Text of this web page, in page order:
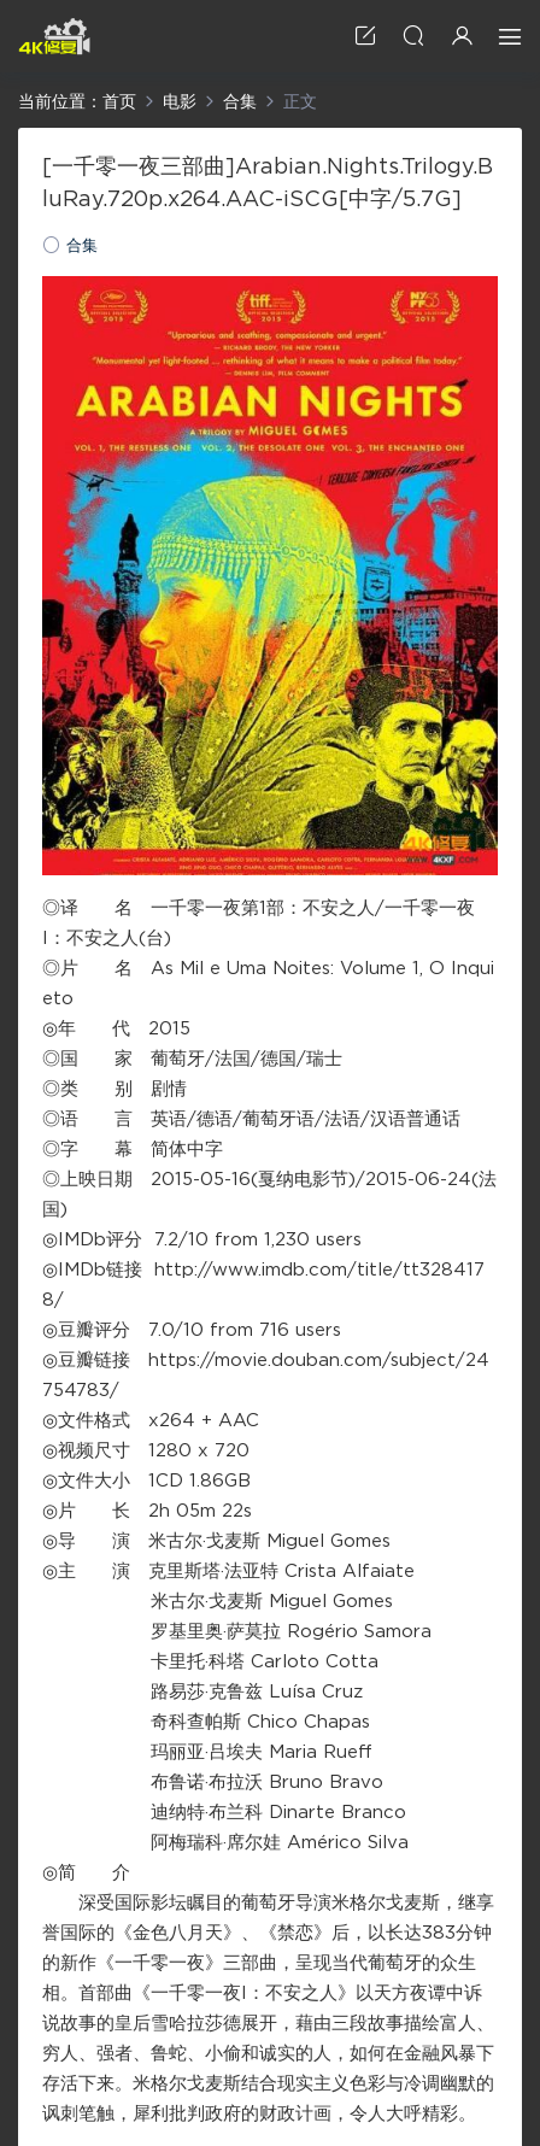
当前位置： 首页 电影 合集 正文
[一千零一夜三部曲]Arabian.Nights.Trilogy.B
luRay.720p.x264.AAC-iSCG[中字/5.7G]
合集
◎译 名 一千零一夜第1部：不安之人/一千零一夜
I：不安之人(台)
◎片 名 As Mil e Uma Noites: Volume 1, O Inqui
eto
◎年 代 2015
◎国 家 葡萄牙/法国/德国/瑞士
◎类 别 剧情
◎语 言 英语/德语/葡萄牙语/法语/汉语普通话
◎字 幕 简体中字
◎上映日期 2015-05-16(戛纳电影节)/2015-06-24(法
国)
◎IMDb评分 7.2/10 from 1,230 users
◎IMDb链接 http://www.imdb.com/title/tt328417
8/
◎豆瓣评分 7.0/10 from 716 users
◎豆瓣链接 https://movie.douban.com/subject/24
754783/
◎文件格式 x264 + AAC
◎视频尺寸 1280 x 720
◎文件大小 1CD 1.86GB
◎片 长 2h 05m 22s
◎导 演 米古尔·戈麦斯 Miguel Gomes
◎主 演 克里斯塔·法亚特 Crista Alfaiate
米古尔·戈麦斯 Miguel Gomes
罗基里奥·萨莫拉 Rogério Samora
卡里托·科塔 Carloto Cotta
路易莎·克鲁兹 Luísa Cruz
奇科查帕斯 Chico Chapas
玛丽亚·吕埃夫 Maria Rueff
布鲁诺·布拉沃 Bruno Bravo
迪纳特·布兰科 Dinarte Branco
阿梅瑞科·席尔娃 Américo Silva
◎简 介
深受国际影坛瞩目的葡萄牙导演米格尔戈麦斯，继享
誉国际的《金色八月天》、《禁恋》后，以长达383分钟
的新作《一千零一夜》三部曲，呈现当代葡萄牙的众生
相。首部曲《一千零一夜I：不安之人》以天方夜谭中诉
说故事的皇后雪哈拉莎德展开，藉由三段故事描绘富人、
穷人、强者、鲁蛇、小偷和诚实的人，如何在金融风暴下
存活下来。米格尔戈麦斯结合现实主义色彩与冷调幽默的
讽刺笔触，犀利批判政府的财政计画，令人大呼精彩。